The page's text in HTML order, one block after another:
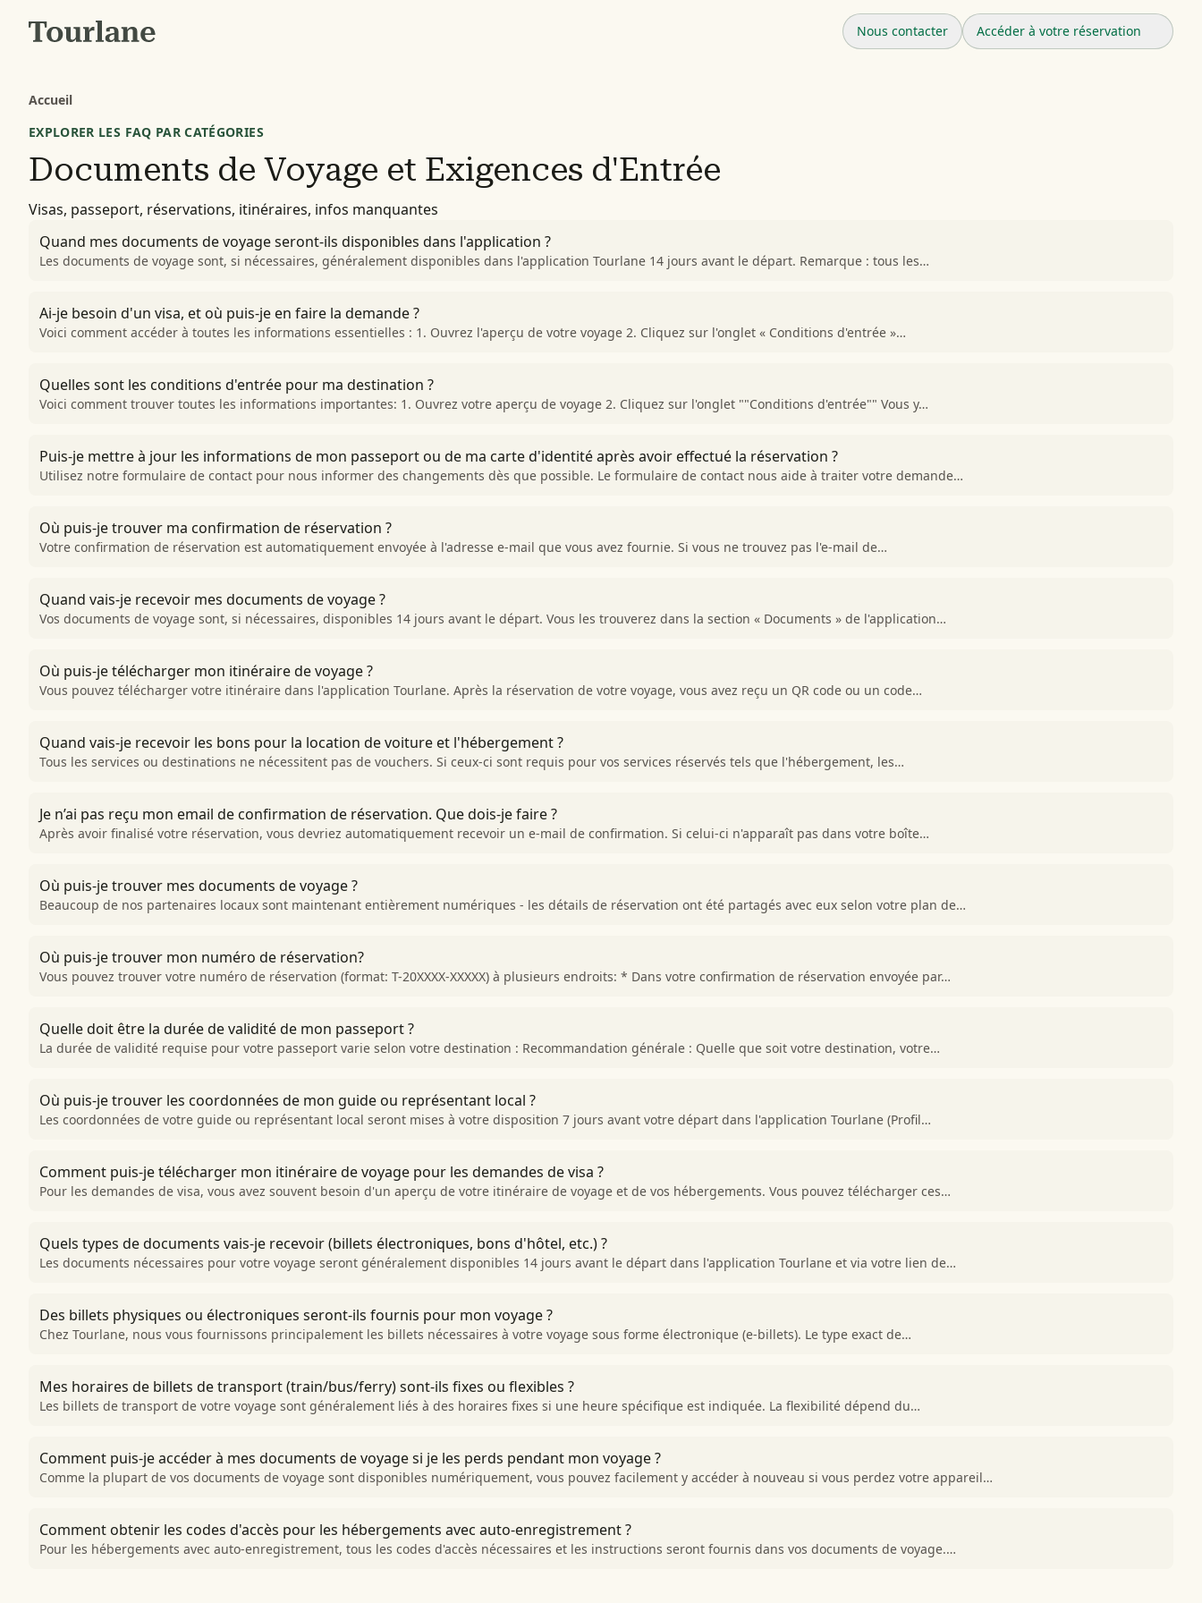
Nous contacter Accéder à votre réservation
Accueil
EXPLORER LES FAQ PAR CATÉGORIES
Documents de Voyage et Exigences d'Entrée
Visas, passeport, réservations, itinéraires, infos manquantes
Quand mes documents de voyage seront-ils disponibles dans l'application ?
Les documents de voyage sont, si nécessaires, généralement disponibles dans l'application Tourlane 14 jours avant le départ. Remarque : tous les…
Ai-je besoin d'un visa, et où puis-je en faire la demande ?
Voici comment accéder à toutes les informations essentielles : 1. Ouvrez l'aperçu de votre voyage 2. Cliquez sur l'onglet « Conditions d'entrée »…
Quelles sont les conditions d'entrée pour ma destination ?
Voici comment trouver toutes les informations importantes: 1. Ouvrez votre aperçu de voyage 2. Cliquez sur l'onglet ""Conditions d'entrée"" Vous y…
Puis-je mettre à jour les informations de mon passeport ou de ma carte d'identité après avoir effectué la réservation ?
Utilisez notre formulaire de contact pour nous informer des changements dès que possible. Le formulaire de contact nous aide à traiter votre demande…
Où puis-je trouver ma confirmation de réservation ?
Votre confirmation de réservation est automatiquement envoyée à l'adresse e-mail que vous avez fournie. Si vous ne trouvez pas l'e-mail de…
Quand vais-je recevoir mes documents de voyage ?
Vos documents de voyage sont, si nécessaires, disponibles 14 jours avant le départ. Vous les trouverez dans la section « Documents » de l'application…
Où puis-je télécharger mon itinéraire de voyage ?
Vous pouvez télécharger votre itinéraire dans l'application Tourlane. Après la réservation de votre voyage, vous avez reçu un QR code ou un code…
Quand vais-je recevoir les bons pour la location de voiture et l'hébergement ?
Tous les services ou destinations ne nécessitent pas de vouchers. Si ceux-ci sont requis pour vos services réservés tels que l'hébergement, les…
Je n’ai pas reçu mon email de confirmation de réservation. Que dois-je faire ?
Après avoir finalisé votre réservation, vous devriez automatiquement recevoir un e-mail de confirmation. Si celui-ci n'apparaît pas dans votre boîte…
Où puis-je trouver mes documents de voyage ?
Beaucoup de nos partenaires locaux sont maintenant entièrement numériques - les détails de réservation ont été partagés avec eux selon votre plan de…
Où puis-je trouver mon numéro de réservation?
Vous pouvez trouver votre numéro de réservation (format: T-20XXXX-XXXXX) à plusieurs endroits: * Dans votre confirmation de réservation envoyée par…
Quelle doit être la durée de validité de mon passeport ?
La durée de validité requise pour votre passeport varie selon votre destination : Recommandation générale : Quelle que soit votre destination, votre…
Où puis-je trouver les coordonnées de mon guide ou représentant local ?
Les coordonnées de votre guide ou représentant local seront mises à votre disposition 7 jours avant votre départ dans l'application Tourlane (Profil…
Comment puis-je télécharger mon itinéraire de voyage pour les demandes de visa ?
Pour les demandes de visa, vous avez souvent besoin d'un aperçu de votre itinéraire de voyage et de vos hébergements. Vous pouvez télécharger ces…
Quels types de documents vais-je recevoir (billets électroniques, bons d'hôtel, etc.) ?
Les documents nécessaires pour votre voyage seront généralement disponibles 14 jours avant le départ dans l'application Tourlane et via votre lien de…
Des billets physiques ou électroniques seront-ils fournis pour mon voyage ?
Chez Tourlane, nous vous fournissons principalement les billets nécessaires à votre voyage sous forme électronique (e-billets). Le type exact de…
Mes horaires de billets de transport (train/bus/ferry) sont-ils fixes ou flexibles ?
Les billets de transport de votre voyage sont généralement liés à des horaires fixes si une heure spécifique est indiquée. La flexibilité dépend du…
Comment puis-je accéder à mes documents de voyage si je les perds pendant mon voyage ?
Comme la plupart de vos documents de voyage sont disponibles numériquement, vous pouvez facilement y accéder à nouveau si vous perdez votre appareil…
Comment obtenir les codes d'accès pour les hébergements avec auto-enregistrement ?
Pour les hébergements avec auto-enregistrement, tous les codes d'accès nécessaires et les instructions seront fournis dans vos documents de voyage.…